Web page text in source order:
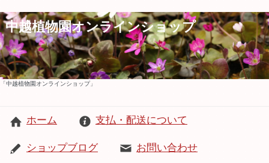
中越植物園オンラインショップ
「中越植物園オンラインショップ」
ホーム 支払・配送について
ショップブログ お問い合わせ